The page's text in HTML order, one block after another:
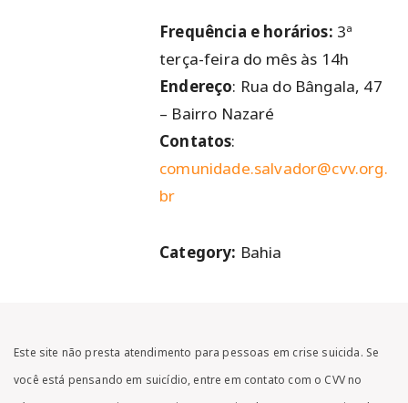
Frequência e horários: 3ª
terça-feira do mês às 14h
Endereço: Rua do Bângala, 47
– Bairro Nazaré
Contatos:
comunidade.salvador@cvv.org.
br
Category: Bahia
Este site não presta atendimento para pessoas em crise suicida. Se
você está pensando em suicídio, entre em contato com o CVV no